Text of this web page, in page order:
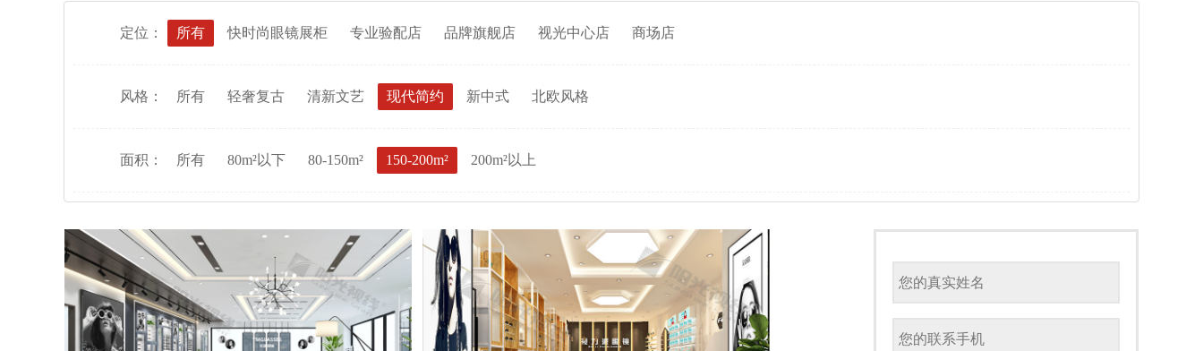
定位： 所有 快时尚眼镜展柜 专业验配店 品牌旗舰店 视光中心店 商场店
风格： 所有 轻奢复古 清新文艺 现代简约 新中式 北欧风格
面积： 所有 80m²以下 80-150m² 150-200m² 200m²以上